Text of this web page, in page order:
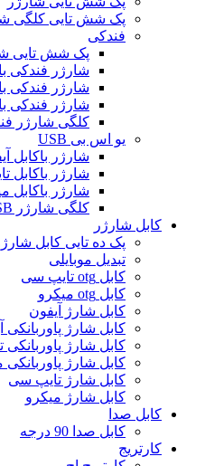
پک شش تایی کلگی
فندکی
پک شش تایی
شارژر فندکی
شارژر فندکی
شارژر فندکی
کلگی شارژر
یو اس بی USB
شارژر باکابل
شارژر باکابل
شارژر باکابل
کلگی شارژر USB
کابل شارژر
پک ده تایی کابل
تبدیل موبایلی
کابل otg تایپ سی
کابل otg میکرو
کابل شارژ آیفون
کابل شارژ پاوربانکی
کابل شارژ
کابل شارژ پاوربانکی
کابل شارژ تایپ سی
کابل شارژ میکرو
کابل صدا
کابل صدا 90 درجه
کارتریج